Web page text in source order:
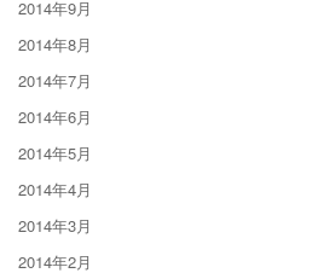
2014年9月
2014年8月
2014年7月
2014年6月
2014年5月
2014年4月
2014年3月
2014年2月